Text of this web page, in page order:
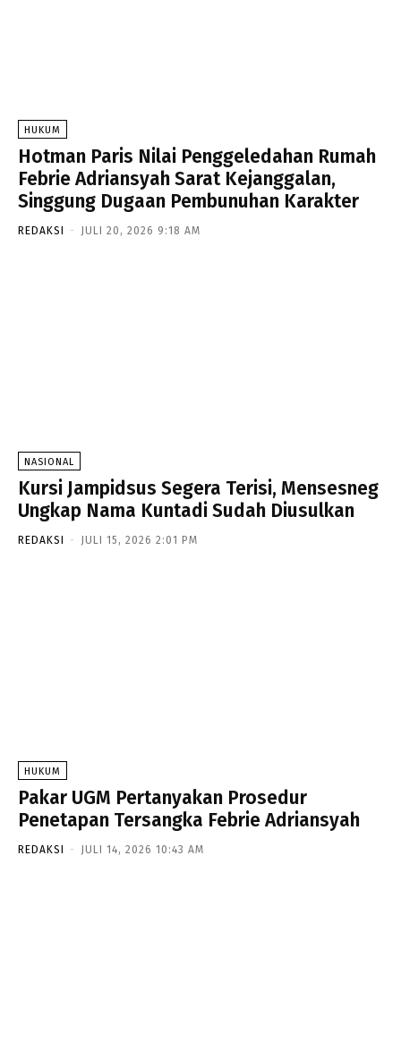
HUKUM
Hotman Paris Nilai Penggeledahan Rumah
Febrie Adriansyah Sarat Kejanggalan,
Singgung Dugaan Pembunuhan Karakter
REDAKSI - JULI 20, 2026 9:18 AM
NASIONAL
Kursi Jampidsus Segera Terisi, Mensesneg
Ungkap Nama Kuntadi Sudah Diusulkan
REDAKSI - JULI 15, 2026 2:01 PM
HUKUM
Pakar UGM Pertanyakan Prosedur
Penetapan Tersangka Febrie Adriansyah
REDAKSI - JULI 14, 2026 10:43 AM